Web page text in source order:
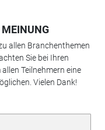
MEINUNG
allen Branchenthemen
Sie bei Ihren
Teilnehmern eine
Vielen Dank!